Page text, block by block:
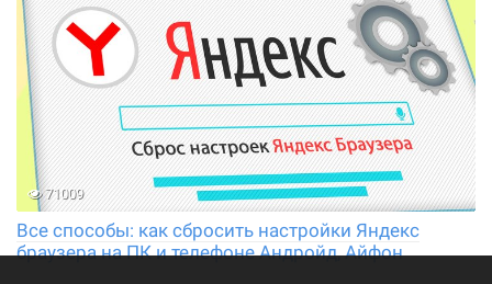
71009
Все способы: как сбросить настройки Яндекс
браузера на ПК и телефоне Андройд, Айфон